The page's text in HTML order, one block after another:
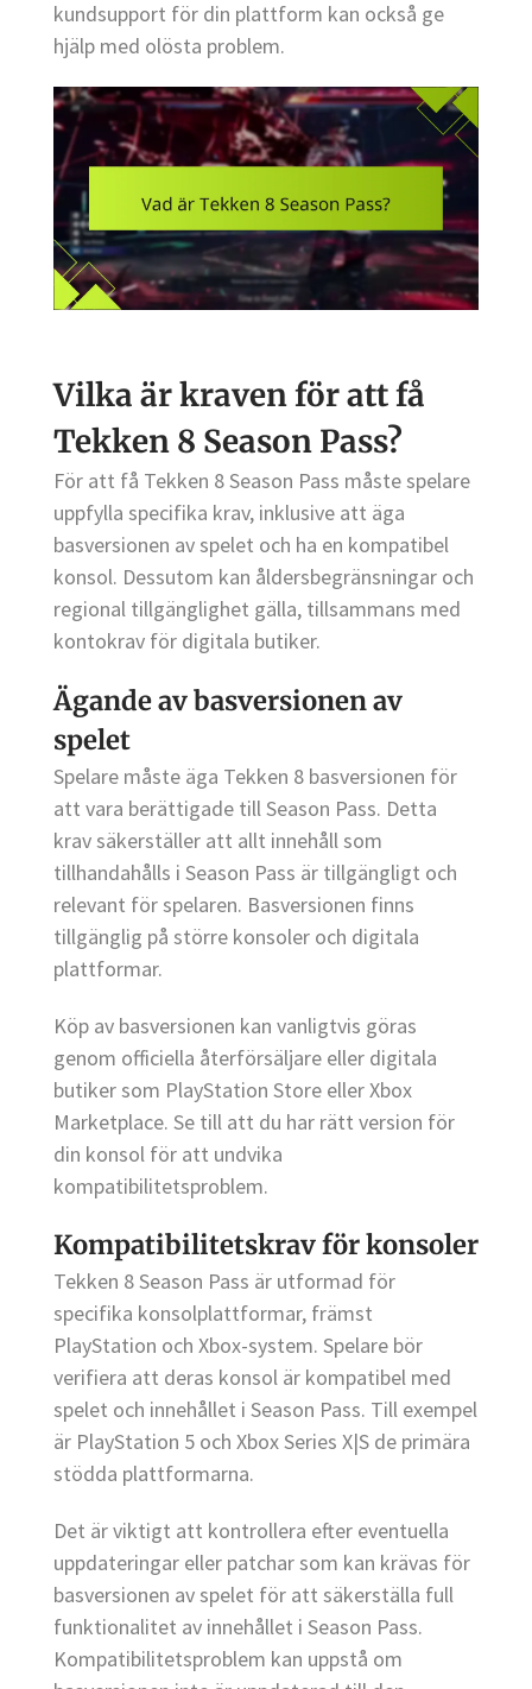
kundsupport för din plattform kan också ge
hjälp med olösta problem.
Vilka är kraven för att få
Tekken 8 Season Pass?
För att få Tekken 8 Season Pass måste spelare
uppfylla specifika krav, inklusive att äga
basversionen av spelet och ha en kompatibel
konsol. Dessutom kan åldersbegränsningar och
regional tillgänglighet gälla, tillsammans med
kontokrav för digitala butiker.
Ägande av basversionen av
spelet
Spelare måste äga Tekken 8 basversionen för
att vara berättigade till Season Pass. Detta
krav säkerställer att allt innehåll som
tillhandahålls i Season Pass är tillgängligt och
relevant för spelaren. Basversionen finns
tillgänglig på större konsoler och digitala
plattformar.
Köp av basversionen kan vanligtvis göras
genom officiella återförsäljare eller digitala
butiker som PlayStation Store eller Xbox
Marketplace. Se till att du har rätt version för
din konsol för att undvika
kompatibilitetsproblem.
Kompatibilitetskrav för konsoler
Tekken 8 Season Pass är utformad för
specifika konsolplattformar, främst
PlayStation och Xbox-system. Spelare bör
verifiera att deras konsol är kompatibel med
spelet och innehållet i Season Pass. Till exempel
är PlayStation 5 och Xbox Series X|S de primära
stödda plattformarna.
Det är viktigt att kontrollera efter eventuella
uppdateringar eller patchar som kan krävas för
basversionen av spelet för att säkerställa full
funktionalitet av innehållet i Season Pass.
Kompatibilitetsproblem kan uppstå om